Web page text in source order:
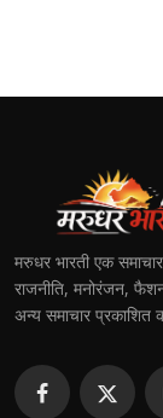
मरुधर भारती एक
राजनीति, मनोरंजन,
अन्य समाचार प्रकाशित